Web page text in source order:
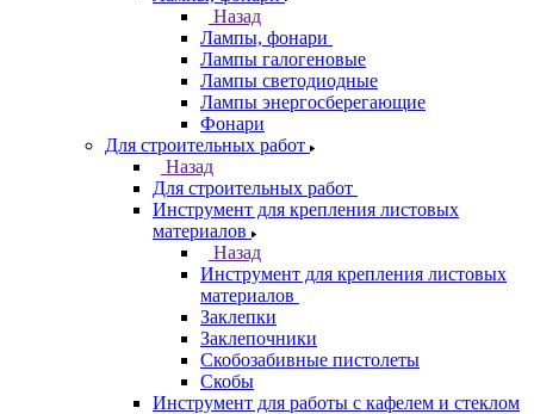
Назад
Лампы, фонари
Лампы галогеновые
Лампы светодиодные
Лампы энергосберегающие
Фонари
Для строительных работ
Назад
Для строительных работ
Инструмент для крепления листовых
материалов
Назад
Инструмент для крепления листовых
материалов
Заклепки
Заклепочники
Скобозабивные пистолеты
Скобы
Инструмент для работы с кафелем и стеклом